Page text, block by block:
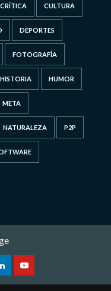
CRÍTICA CULTURA
DEPORTES
FOTOGRAFÍA
HISTORIA HUMOR
META
NATURALEZA P2P
LinkedinYoutube